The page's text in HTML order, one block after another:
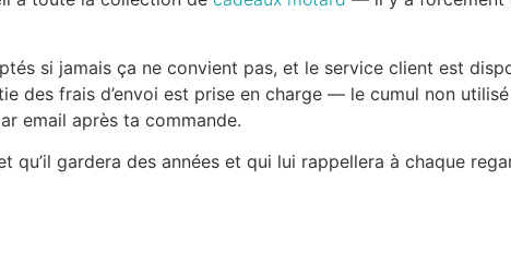
si jamais ça ne convient pas, et le service client est
des frais d’envoi est prise en charge — le cumul non
email après ta commande.
gardera des années et qui lui rappellera à chaque